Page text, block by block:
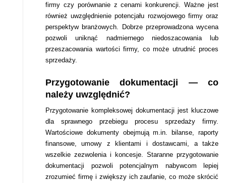
firmy czy porównanie z cenami konkurencji. Ważne jest
również uwzględnienie potencjału rozwojowego firmy oraz
perspektyw branżowych. Dobrze przeprowadzona wycena
pozwoli uniknąć nadmiernego niedoszacowania lub
przeszacowania wartości firmy, co może utrudnić proces
sprzedaży.
Przygotowanie dokumentacji — co
należy uwzględnić?
Przygotowanie kompleksowej dokumentacji jest kluczowe
dla sprawnego przebiegu procesu sprzedaży firmy.
Wartościowe dokumenty obejmują m.in. bilanse, raporty
finansowe, umowy z klientami i dostawcami, a także
wszelkie zezwolenia i koncesje. Staranne przygotowanie
dokumentacji pozwoli potencjalnym nabywcom lepiej
zrozumieć firmę i zwiększy ich zaufanie, co może skrócić